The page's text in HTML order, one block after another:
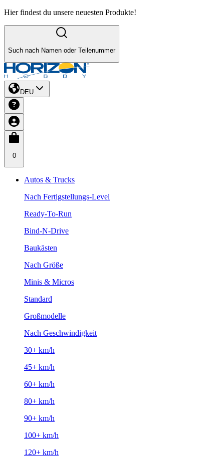
Hier findest du unsere neuesten Produkte!
Such nach Namen oder Teilenummer
DEU
0
Autos & Trucks
Nach Fertigstellungs-Level
Ready-To-Run
Bind-N-Drive
Baukästen
Nach Größe
Minis & Micros
Standard
Großmodelle
Nach Geschwindigkeit
30+ km/h
45+ km/h
60+ km/h
80+ km/h
90+ km/h
100+ km/h
120+ km/h